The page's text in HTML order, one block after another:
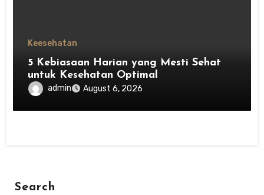
Keesehatan
5 Kebiasaan Harian yang Mesti Sehat
untuk Kesehatan Optimal
admin August 6, 2026
Search